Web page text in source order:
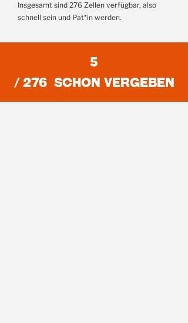
Insgesamt sind 276 Zellen verfügbar, also
schnell sein und Pat*in werden.
5
/ 276 SCHON VERGEBEN